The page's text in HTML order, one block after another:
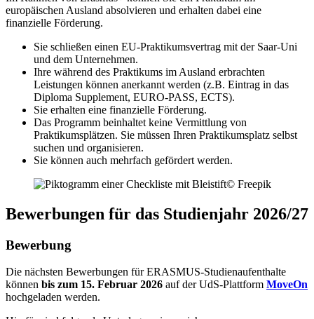
europäischen Ausland absolvieren und erhalten dabei eine
finanzielle Förderung.
Sie schließen einen EU-Praktikumsvertrag mit der Saar-Uni
und dem Unternehmen.
Ihre während des Praktikums im Ausland erbrachten
Leistungen können anerkannt werden (z.B. Eintrag in das
Diploma Supplement, EURO-PASS, ECTS).
Sie erhalten eine finanzielle Förderung.
Das Programm beinhaltet keine Vermittlung von
Praktikumsplätzen. Sie müssen Ihren Praktikumsplatz selbst
suchen und organisieren.
Sie können auch mehrfach gefördert werden.
© Freepik
Bewerbungen für das Studienjahr 2026/27
Bewerbung
Die nächsten Bewerbungen für ERASMUS-Studienaufenthalte
können bis zum 15. Februar 2026 auf der UdS-Plattform MoveOn
hochgeladen werden.